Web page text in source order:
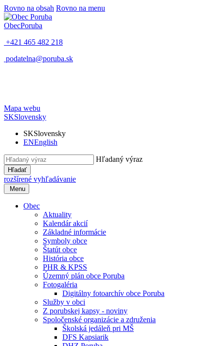
Rovno na obsah Rovno na menu
ObecPoruba
+421 465 482 218
podatelna@poruba.sk
Mapa webu
SKSlovensky
SKSlovensky
ENEnglish
Hľadaný výraz
Hľadať
rozšírené vyhľadávanie
Menu
Obec
Aktuality
Kalendár akcií
Základné informácie
Symboly obce
Štatút obce
História obce
PHR & KPSS
Územný plán obce Poruba
Fotogaléria
Digitálny fotoarchív obce Poruba
Služby v obci
Z porubskej kapsy - noviny
Spoločenské organizácie a združenia
Školská jedáleň pri MŠ
DFS Kapsiarik